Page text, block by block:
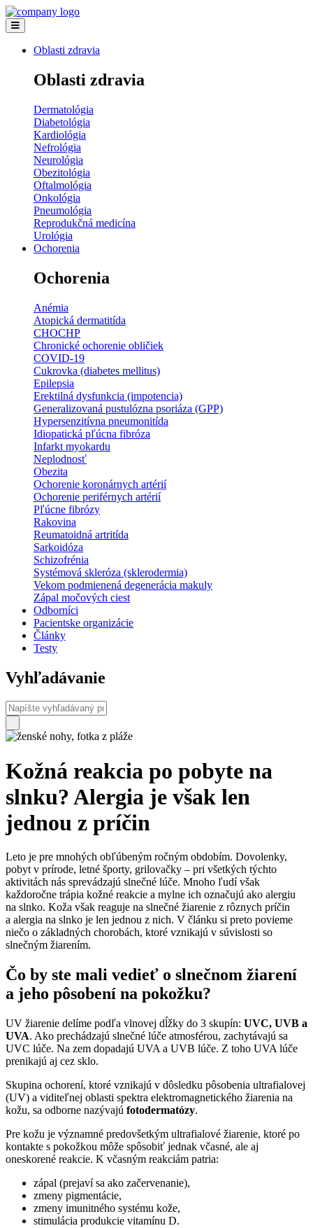
Oblasti zdravia
Oblasti zdravia
Dermatológia
Diabetológia
Kardiológia
Nefrológia
Neurológia
Obezitológia
Oftalmológia
Onkológia
Pneumológia
Reprodukčná medicína
Urológia
Ochorenia
Ochorenia
Anémia
Atopická dermatitída
CHOCHP
Chronické ochorenie obličiek
COVID-19
Cukrovka (diabetes mellitus)
Epilepsia
Erektilná dysfunkcia (impotencia)
Generalizovaná pustulózna psoriáza (GPP)
Hypersenzitívna pneumonitída
Idiopatická pľúcna fibróza
Infarkt myokardu
Neplodnosť
Obezita
Ochorenie koronárnych artérií
Ochorenie periférnych artérií
Pľúcne fibrózy
Rakovina
Reumatoidná artritída
Sarkoidóza
Schizofrénia
Systémová skleróza (sklerodermia)
Vekom podmienená degenerácia makuly
Zápal močových ciest
Odborníci
Pacientske organizácie
Články
Testy
Vyhľadávanie
Kožná reakcia po pobyte na
slnku? Alergia je však len
jednou z príčin
Leto je pre mnohých obľúbeným ročným obdobím. Dovolenky,
pobyt v prírode, letné športy, grilovačky – pri všetkých týchto
aktivitách nás sprevádzajú slnečné lúče. Mnoho ľudí však
každoročne trápia kožné reakcie a mylne ich označujú ako alergiu
na slnko. Koža však reaguje na slnečné žiarenie z rôznych príčin
a alergia na slnko je len jednou z nich. V článku si preto povieme
niečo o základných chorobách, ktoré vznikajú v súvislosti so
slnečným žiarením.
Čo by ste mali vedieť o slnečnom žiarení
a jeho pôsobení na pokožku?
UV žiarenie delíme podľa vlnovej dĺžky do 3 skupín: UVC, UVB a
UVA. Ako prechádzajú slnečné lúče atmosférou, zachytávajú sa
UVC lúče. Na zem dopadajú UVA a UVB lúče. Z toho UVA lúče
prenikajú aj cez sklo.
Skupina ochorení, ktoré vznikajú v dôsledku pôsobenia ultrafialovej
(UV) a viditeľnej oblasti spektra elektromagnetického žiarenia na
kožu, sa odborne nazývajú fotodermatózy.
Pre kožu je významné predovšetkým ultrafialové žiarenie, ktoré po
kontakte s pokožkou môže spôsobiť jednak včasné, ale aj
oneskorené reakcie. K včasným reakciám patria:
zápal (prejaví sa ako začervenanie),
zmeny pigmentácie,
zmeny imunitného systému kože,
stimulácia produkcie vitamínu D.